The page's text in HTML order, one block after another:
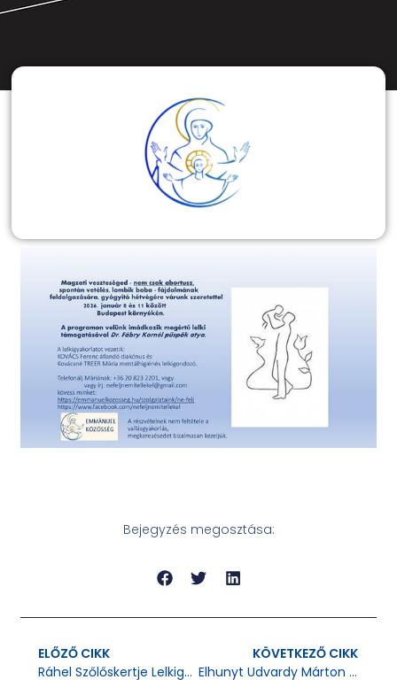
Bejegyzés megosztása:
ELŐZŐ CIKK
Ráhel Szőlőskertje Lelkigyakorlat
KÖVETKEZŐ CIKK
Elhunyt Udvardy Márton Állandó Diakónus